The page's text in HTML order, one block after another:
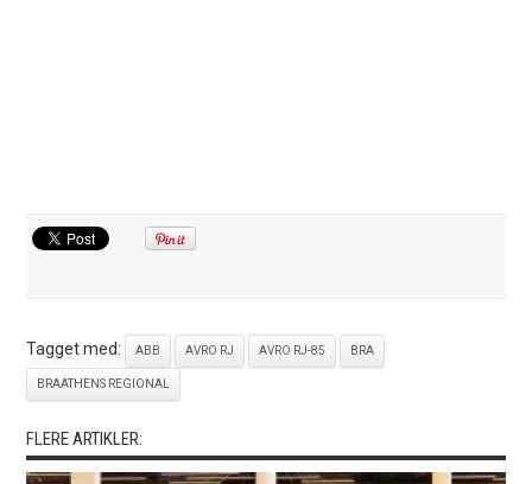
Tagget med: ABB AVRO RJ AVRO RJ-85 BRA
BRAATHENS REGIONAL
FLERE ARTIKLER: